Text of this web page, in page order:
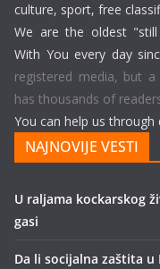
culture, sport, free
We are the oldest
With You every day
registered media, but
has thousands of
You can help us through
NAJNOVIJE VESTI
U raljama kockarskog
gasi
Da li socijalna zaštita u